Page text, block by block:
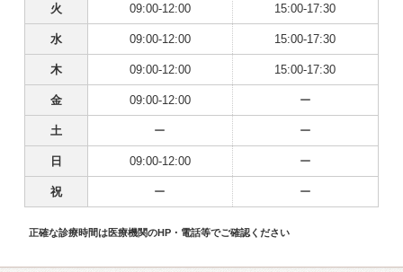
火 09:00-12:00 15:00-17:30
水 09:00-12:00 15:00-17:30
木 09:00-12:00 15:00-17:30
金 09:00-12:00 ー
土 ー ー
日 09:00-12:00 ー
祝 ー ー
正確な診療時間は医療機関のHP・電話等でご確認ください